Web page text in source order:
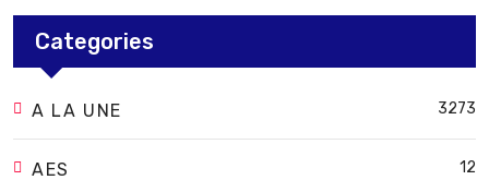
Categories
A LA UNE 3273
AES 12